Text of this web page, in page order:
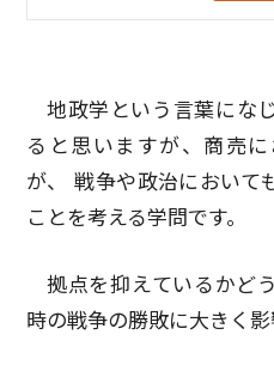
地政学という言葉にな
ると思いますが、商売
が、 戦争や政治において
ことを考える学問です。
拠点を抑えているかど
時の戦争の勝敗に大きく影